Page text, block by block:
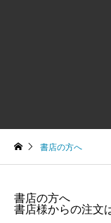
書店の方へ
書店の方へ
書店様からの注文